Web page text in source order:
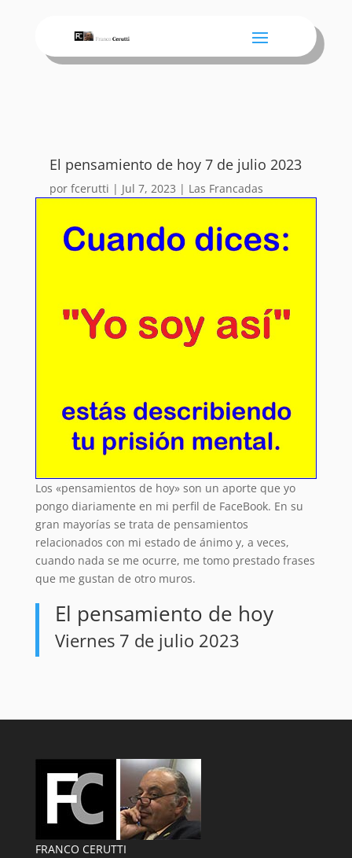
El pensamiento de hoy 7 de julio 2023
porfcerutti | Jul 7, 2023 | Las Francadas
Los «pensamientos de hoy» son un aporte que yo
pongo diariamente en mi perfil de FaceBook. En su
gran mayorías se trata de pensamientos
relacionados con mi estado de ánimo y, a veces,
cuando nada se me ocurre, me tomo prestado frases
que me gustan de otro muros.
El pensamiento de hoy
Viernes 7 de julio 2023
FRANCO CERUTTI